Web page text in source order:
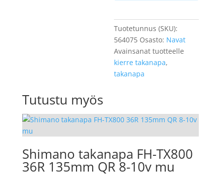
Tuotetunnus (SKU):
564075 Osasto: Navat
Avainsanat tuotteelle
kierre takanapa,
takanapa
Tutustu myös
Shimano takanapa FH-TX800
36R 135mm QR 8-10v mu